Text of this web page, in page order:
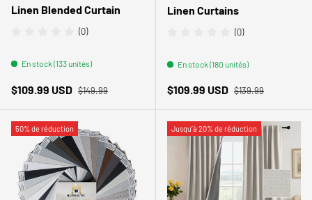
Linen Blended Curtain
(0)
En stock (133 unités)
Prix soldé
$109.99 USD Prix habituel
$149.99
Linen Curtains
(0)
En stock (180 unités)
Prix soldé
$109.99 USD Prix habituel
$139.99
50% de réduction Jusqu’à 20% de réduction